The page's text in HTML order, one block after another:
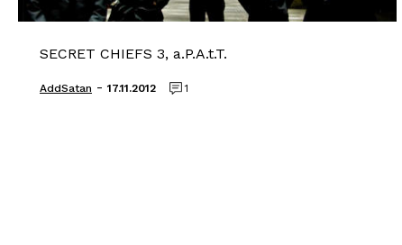
SECRET CHIEFS 3, a.P.A.t.T.
AddSatan - 17.11.2012 1